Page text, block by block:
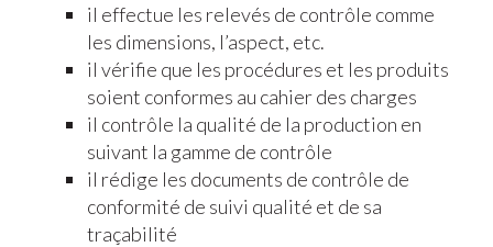
il effectue les relevés de contrôle comme
les dimensions, l’aspect, etc.
il vérifie que les procédures et les produits
soient conformes au cahier des charges
il contrôle la qualité de la production en
suivant la gamme de contrôle
il rédige les documents de contrôle de
conformité de suivi qualité et de sa
traçabilité